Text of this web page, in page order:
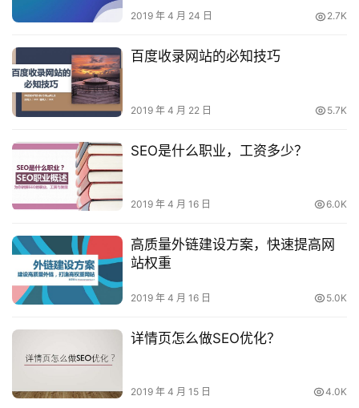
标
签
大
关
于
我
2019 年 4 月 24 日 2.7K
百度收录网站的必知技巧
2019 年 4 月 22 日 5.7K
SEO是什么职业，工资多少？
2019 年 4 月 16 日 6.0K
高质量外链建设方案，快速提高网
站权重
2019 年 4 月 16 日 5.0K
详情页怎么做SEO优化？
2019 年 4 月 15 日 4.0K